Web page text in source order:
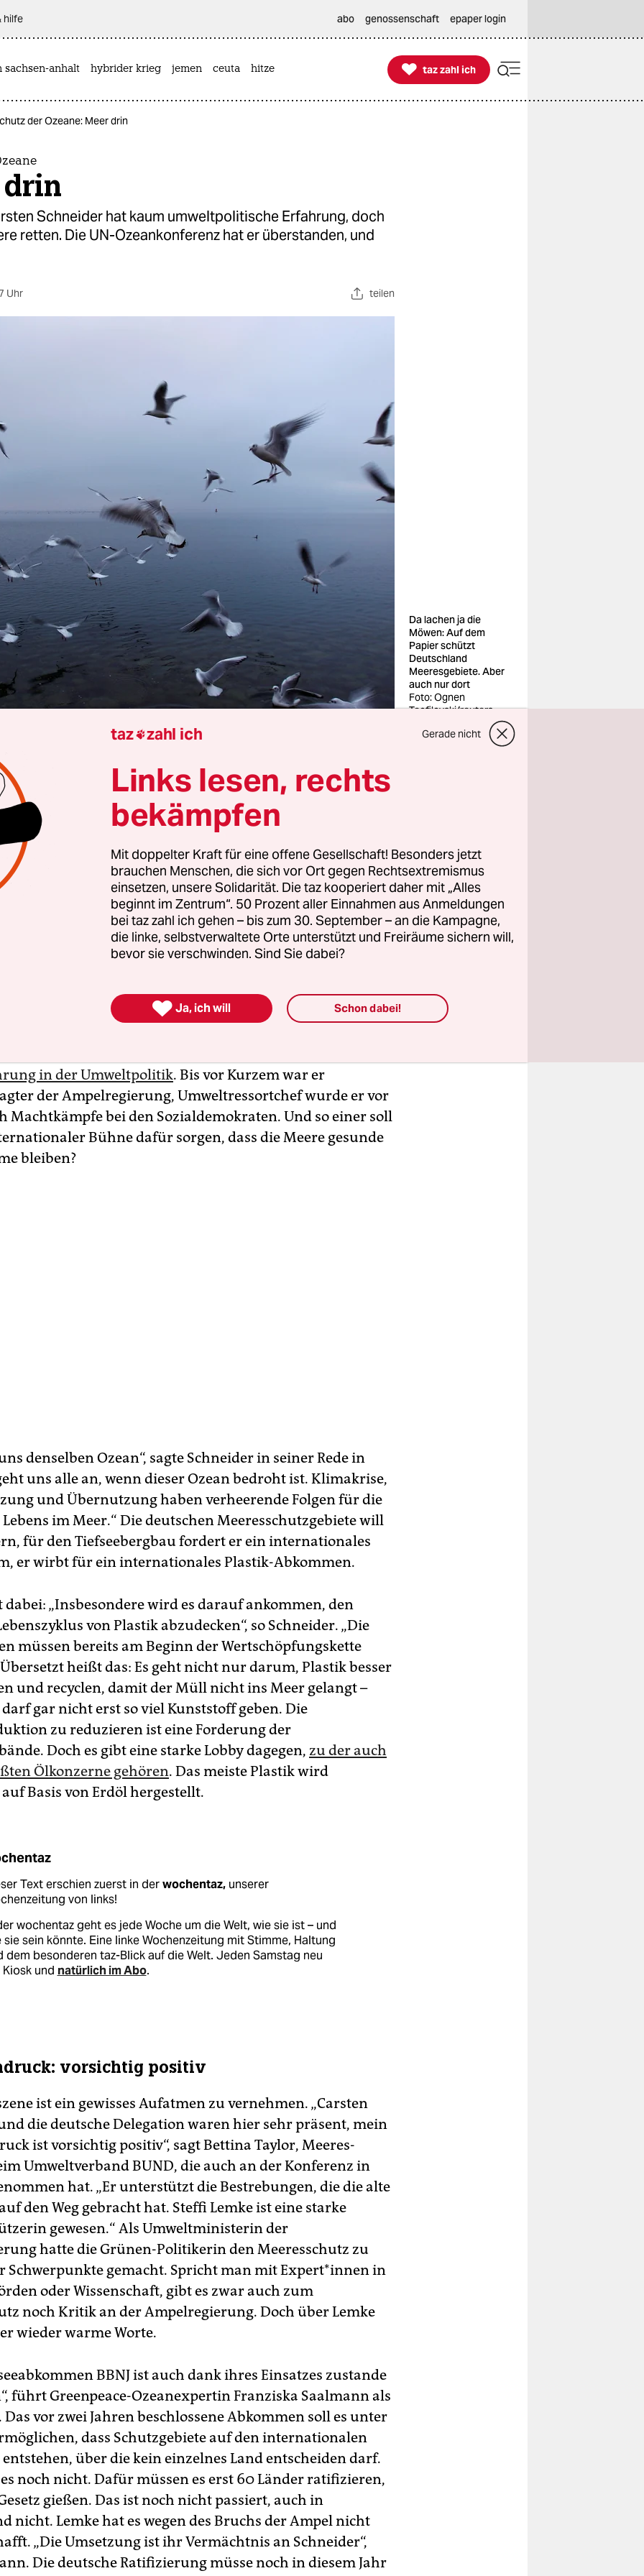
hilfe abo genossenschaft epaper login
sachsen-anhalt hybrider krieg jemen ceuta hitze 
taz zahl ich
taz zahl ich
der Ozeane: Meer drin
drin
Schneider hat kaum umweltpolitische Erfahrung, doch
retten. Die UN-Ozeankonferenz hat er überstanden, und
Uhr teilen
Da lachen ja die
Möwen: Auf dem
Papier schützt
Deutschland
Meeresgebiete. Aber
auch nur dort
Foto: Ognen
Teofilovski/reuters
Heike Holdinghausen Susanne Schwarz
war erst wenige Stunden im Amt, da strich
Posten des Meeresschutzbeauftragten im
Konnte das etwas anderes sein als ein Signal
Kanzler Friedrich Merz (CDU) und seinem Kabinett die
egal sind?
skeptisch hatten die Umwelt- und Klima­szene auf
gerade in Nizza zu Ende gegangen ist. Das liegt nicht nur
dem neuen Bundesumweltminister Carsten Schneider
in der Umweltpolitik. Bis vor Kurzem war er
der Ampelregierung, Umweltressortchef wurde er vor
Machtkämpfe bei den Sozialdemokraten. Und so einer soll
Bühne dafür sorgen, dass die Meere gesunde
bleiben?
denselben Ozean“, sagte Schneider in seiner Rede in
uns alle an, wenn dieser Ozean bedroht ist. Klimakrise,
und Übernutzung haben verheerende Folgen für die
im Meer.“ Die deutschen Meeresschutzgebiete will
für den Tiefseebergbau fordert er ein internationales
er wirbt für ein internationales Plastik-Abkommen.
„Insbesondere wird es darauf ankommen, den
von Plastik abzudecken“, so Schneider. „Die
müssen bereits am Beginn der Wertschöpfungskette
heißt das: Es geht nicht nur darum, Plastik besser
und recyclen, damit der Müll nicht ins Meer gelangt –
gar nicht erst so viel Kunststoff geben. Die
zu reduzieren ist eine Forderung der
Doch es gibt eine starke Lobby dagegen, zu der auch
Ölkonzerne gehören. Das meiste Plastik wird
Basis von Erdöl hergestellt.
Text erschien zuerst in derwochentaz,unserer
von links!
wochentaz geht es jede Woche um die Welt, wie sie ist – und
sie sein könnte. Eine linke Wochenzeitung mit Stimme, Haltung
dem besonderen taz-Blick auf die Welt. Jeden Samstag neu
Kiosk und natürlich im Abo.
vorsichtig positiv
ist ein gewisses Aufatmen zu vernehmen. „Carsten
die deutsche Delegation waren hier sehr präsent, mein
ist vorsichtig positiv“, sagt Bettina Taylor, Mee­res­
Umweltverband BUND, die auch an der Konferenz in
hat. „Er unterstützt die Bestrebungen, die die alte
den Weg gebracht hat. Steffi Lemke ist eine starke
gewesen.“ Als Umweltministerin der
hatte die Grünen-Politikerin den Meeresschutz zu
Schwerpunkte gemacht. Spricht man mit Ex­per­t*in­nen in
oder Wissenschaft, gibt es zwar auch zum
noch Kritik an der Ampelregierung. Doch über Lemke
wieder warme Worte.
BBNJ ist auch dank ihres Einsatzes zustande
führt Greenpeace-Ozeanexpertin Franziska Saalmann als
Das vor zwei Jahren beschlossene Abkommen soll es unter
dass Schutzgebiete auf den internationalen
entstehen, über die kein einzelnes Land entscheiden darf.
noch nicht. Dafür müssen es erst 60 Länder ratifizieren,
gießen. Das ist noch nicht passiert, auch in
nicht. Lemke hat es wegen des Bruchs der Ampel nicht
„Die Umsetzung ist ihr Vermächtnis an Schneider“,
Die deutsche Ratifizierung müsse noch in diesem Jahr
taz zahl ich Gerade nicht
Links lesen, rechts
bekämpfen
Mit doppelter Kraft für eine offene Gesellschaft! Besonders jetzt
brauchen Menschen, die sich vor Ort gegen Rechtsextremismus
einsetzen, unsere Solidarität. Die taz kooperiert daher mit „Alles
beginnt im Zentrum“. 50 Prozent aller Einnahmen aus Anmeldungen
bei taz zahl ich gehen – bis zum 30. September – an die Kampagne,
die linke, selbstverwaltete Orte unterstützt und Freiräume sichern will,
bevor sie verschwinden. Sind Sie dabei?
 Ja, ich will Schon dabei!